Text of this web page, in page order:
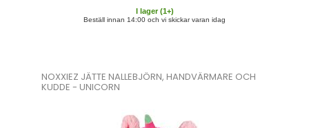
I lager (1+)
Beställ innan 14:00 och vi skickar varan idag
NOXXIEZ JÄTTE NALLEBJÖRN, HANDVÄRMARE OCH
KUDDE - UNICORN